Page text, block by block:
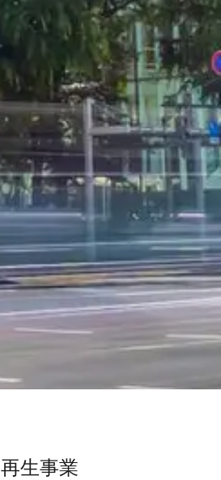
再生事業